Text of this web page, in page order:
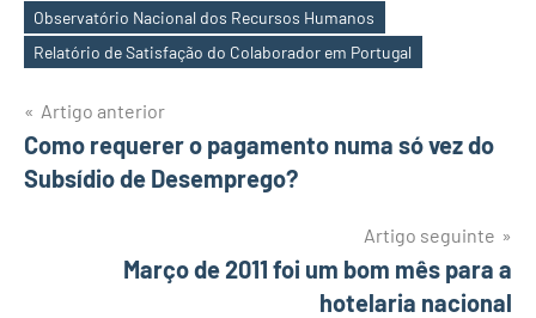
Etiquetas
Observatório Nacional dos Recursos Humanos
Relatório de Satisfação do Colaborador em Portugal
Navegação
de
Artigo anterior
Como requerer o pagamento numa só vez do
Subsídio de Desemprego?
Artigo seguinte
Março de 2011 foi um bom mês para a
hotelaria nacional